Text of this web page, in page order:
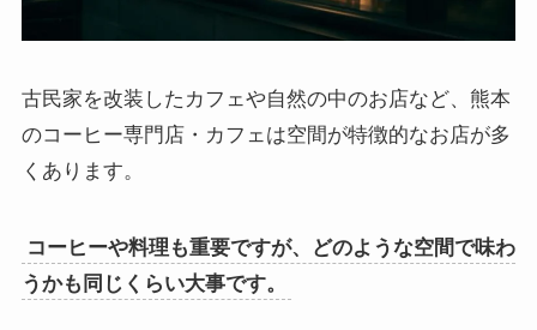
古民家を改装したカフェや自然の中のお店など、熊本
のコーヒー専門店・カフェは空間が特徴的なお店が多
くあります。
コーヒーや料理も重要ですが、どのような空間で味わ
うかも同じくらい大事です。